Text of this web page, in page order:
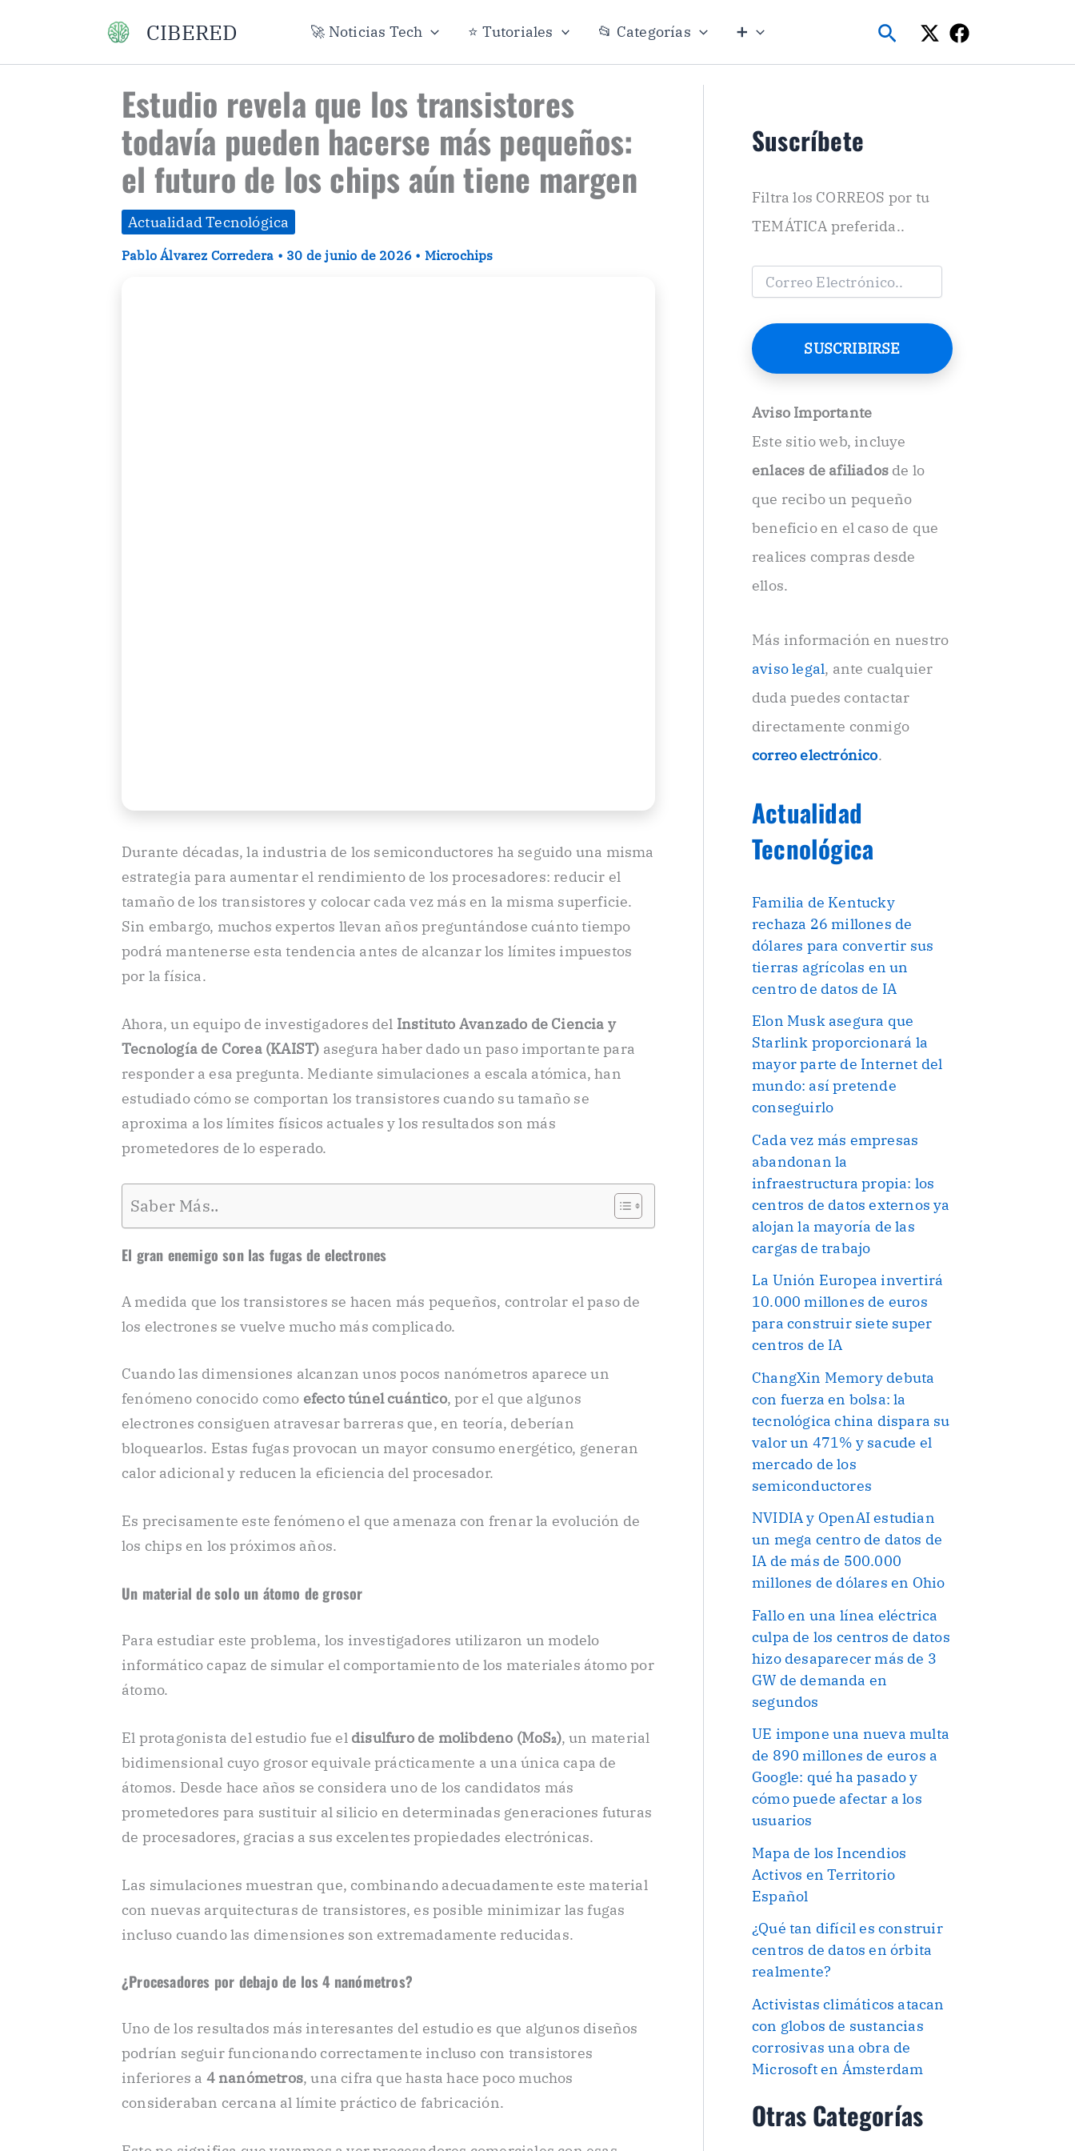
contenido
CIBERED 🚀 Noticias Tech ⭐ Tutoriales 📂 Categorías ➕ Buscar
Estudio revela que los transistores
todavía pueden hacerse más pequeños:
el futuro de los chips aún tiene margen
Actualidad Tecnológica
Pablo Álvarez Corredera • 30 de junio de 2026 • Microchips
Durante décadas, la industria de los semiconductores ha seguido una misma
estrategia para aumentar el rendimiento de los procesadores: reducir el
tamaño de los transistores y colocar cada vez más en la misma superficie.
Sin embargo, muchos expertos llevan años preguntándose cuánto tiempo
podrá mantenerse esta tendencia antes de alcanzar los límites impuestos
por la física.
Ahora, un equipo de investigadores del Instituto Avanzado de Ciencia y
Tecnología de Corea (KAIST) asegura haber dado un paso importante para
responder a esa pregunta. Mediante simulaciones a escala atómica, han
estudiado cómo se comportan los transistores cuando su tamaño se
aproxima a los límites físicos actuales y los resultados son más
prometedores de lo esperado.
Saber Más..
El gran enemigo son las fugas de electrones
A medida que los transistores se hacen más pequeños, controlar el paso de
los electrones se vuelve mucho más complicado.
Cuando las dimensiones alcanzan unos pocos nanómetros aparece un
fenómeno conocido como efecto túnel cuántico, por el que algunos
electrones consiguen atravesar barreras que, en teoría, deberían
bloquearlos. Estas fugas provocan un mayor consumo energético, generan
calor adicional y reducen la eficiencia del procesador.
Es precisamente este fenómeno el que amenaza con frenar la evolución de
los chips en los próximos años.
Un material de solo un átomo de grosor
Para estudiar este problema, los investigadores utilizaron un modelo
informático capaz de simular el comportamiento de los materiales átomo por
átomo.
El protagonista del estudio fue el disulfuro de molibdeno (MoS₂), un material
bidimensional cuyo grosor equivale prácticamente a una única capa de
átomos. Desde hace años se considera uno de los candidatos más
prometedores para sustituir al silicio en determinadas generaciones futuras
de procesadores, gracias a sus excelentes propiedades electrónicas.
Las simulaciones muestran que, combinando adecuadamente este material
con nuevas arquitecturas de transistores, es posible minimizar las fugas
incluso cuando las dimensiones son extremadamente reducidas.
¿Procesadores por debajo de los 4 nanómetros?
Uno de los resultados más interesantes del estudio es que algunos diseños
podrían seguir funcionando correctamente incluso con transistores
inferiores a 4 nanómetros, una cifra que hasta hace poco muchos
consideraban cercana al límite práctico de fabricación.
Suscríbete
Filtra los CORREOS por tu
TEMÁTICA preferida..
C
e
o
E
c
t
r
ó
i
o
.
SUSCRIBIRSE
Aviso Importante
Este sitio web, incluye
enlaces de afiliados de lo
que recibo un pequeño
beneficio en el caso de que
realices compras desde
ellos.
Más información en nuestro
aviso legal, ante cualquier
duda puedes contactar
directamente conmigo
correo electrónico.
Actualidad
Tecnológica
Familia de Kentucky
rechaza 26 millones de
dólares para convertir sus
tierras agrícolas en un
centro de datos de IA
Elon Musk asegura que
Starlink proporcionará la
mayor parte de Internet del
mundo: así pretende
conseguirlo
Cada vez más empresas
abandonan la
infraestructura propia: los
centros de datos externos ya
alojan la mayoría de las
cargas de trabajo
La Unión Europea invertirá
10.000 millones de euros
para construir siete super
centros de IA
ChangXin Memory debuta
con fuerza en bolsa: la
tecnológica china dispara su
valor un 471% y sacude el
mercado de los
semiconductores
NVIDIA y OpenAI estudian
un mega centro de datos de
IA de más de 500.000
millones de dólares en Ohio
Fallo en una línea eléctrica
culpa de los centros de datos
hizo desaparecer más de 3
GW de demanda en
segundos
UE impone una nueva multa
de 890 millones de euros a
Google: qué ha pasado y
cómo puede afectar a los
usuarios
Mapa de los Incendios
Activos en Territorio
Español
¿Qué tan difícil es construir
centros de datos en órbita
realmente?
Activistas climáticos atacan
con globos de sustancias
corrosivas una obra de
Microsoft en Ámsterdam
Otras Categorías